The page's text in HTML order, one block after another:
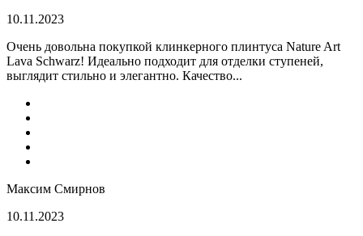
10.11.2023
Очень довольна покупкой клинкерного плинтуса Nature Art
Lava Schwarz! Идеально подходит для отделки ступеней,
выглядит стильно и элегантно. Качество...
Максим Смирнов
10.11.2023